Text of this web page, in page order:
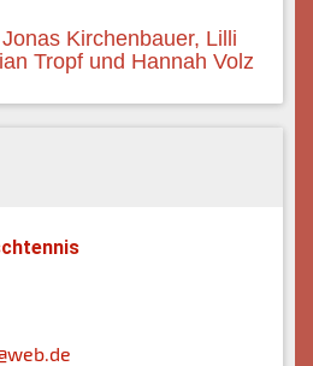
Kirchenbauer, Lilli
Tropf und Hannah Volz